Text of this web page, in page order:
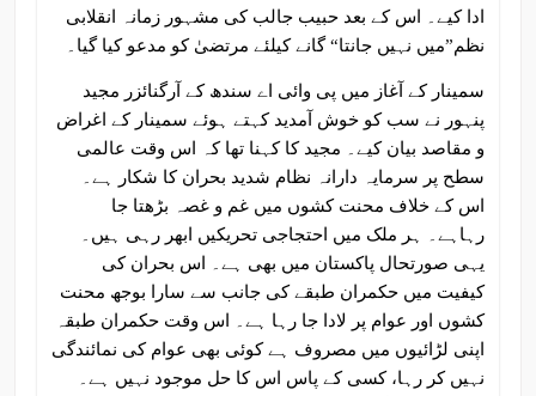
ادا کیے۔ اس کے بعد حبیب جالب کی مشہور زمانہ انقلابی
نظم”میں نہیں جانتا“ گانے کیلئے مرتضیٰ کو مدعو کیا گیا۔
سمینار کے آغاز میں پی وائی اے سندھ کے آرگنائزر مجید
پنہور نے سب کو خوش آمدید کہتے ہوئے سمینار کے اغراض
و مقاصد بیان کیے۔ مجید کا کہنا تھا کہ اس وقت عالمی
سطح پر سرمایہ دارانہ نظام شدید بحران کا شکار ہے۔
اس کے خلاف محنت کشوں میں غم و غصہ بڑھتا جا
رہاہے۔ ہر ملک میں احتجاجی تحریکیں ابھر رہی ہیں۔
یہی صورتحال پاکستان میں بھی ہے۔ اس بحران کی
کیفیت میں حکمران طبقے کی جانب سے سارا بوجھ محنت
کشوں اور عوام پر لادا جا رہا ہے۔ اس وقت حکمران طبقہ
اپنی لڑائیوں میں مصروف ہے کوئی بھی عوام کی نمائندگی
نہیں کر رہا، کسی کے پاس اس کا حل موجود نہیں ہے۔